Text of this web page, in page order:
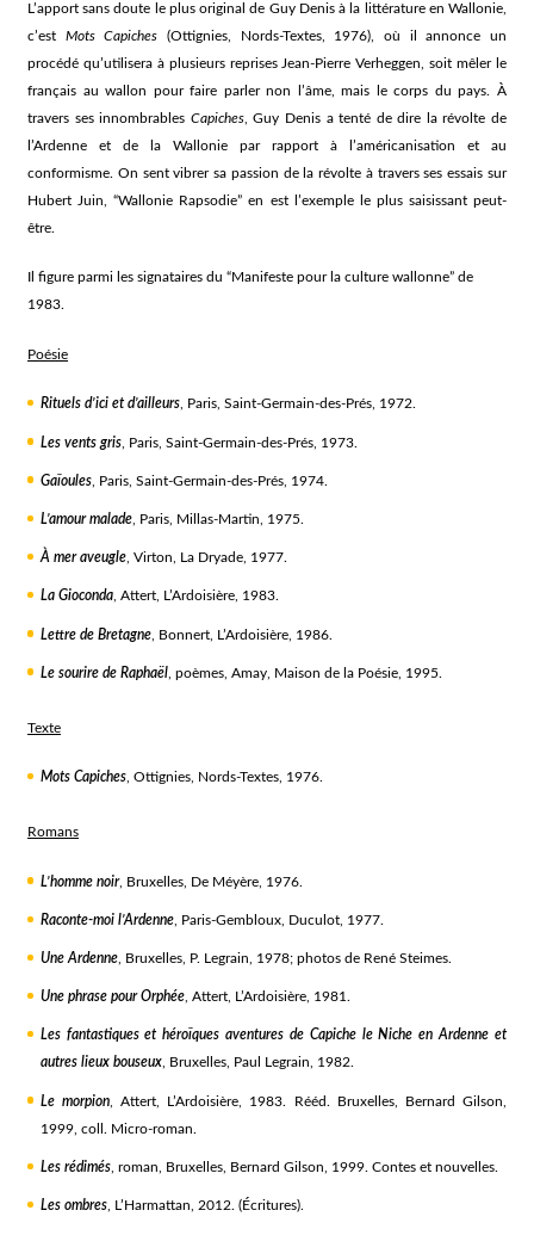
L’apport sans doute le plus original de Guy Denis à la littérature en Wallonie,
c’est Mots Capiches (Ottignies, Nords-Textes, 1976), où il annonce un
procédé qu’utilisera à plusieurs reprises Jean-Pierre Verheggen, soit mêler le
français au wallon pour faire parler non l’âme, mais le corps du pays. À
travers ses innombrables Capiches, Guy Denis a tenté de dire la révolte de
l’Ardenne et de la Wallonie par rapport à l’américanisation et au
conformisme. On sent vibrer sa passion de la révolte à travers ses essais sur
Hubert Juin, “Wallonie Rapsodie” en est l’exemple le plus saisissant peut-
être.
Il figure parmi les signataires du “Manifeste pour la culture wallonne” de
1983.
Poésie
Rituels d’ici et d’ailleurs, Paris, Saint-Germain-des-Prés, 1972.
Les vents gris, Paris, Saint-Germain-des-Prés, 1973.
Gaïoules, Paris, Saint-Germain-des-Prés, 1974.
L’amour malade, Paris, Millas-Martin, 1975.
À mer aveugle, Virton, La Dryade, 1977.
La Gioconda, Attert, L’Ardoisière, 1983.
Lettre de Bretagne, Bonnert, L’Ardoisière, 1986.
Le sourire de Raphaël, poèmes, Amay, Maison de la Poésie, 1995.
Texte
Mots Capiches, Ottignies, Nords-Textes, 1976.
Romans
L’homme noir, Bruxelles, De Méyère, 1976.
Raconte-moi l’Ardenne, Paris-Gembloux, Duculot, 1977.
Une Ardenne, Bruxelles, P. Legrain, 1978; photos de René Steimes.
Une phrase pour Orphée, Attert, L’Ardoisière, 1981.
Les fantastiques et héroïques aventures de Capiche le Niche en Ardenne et
autres lieux bouseux, Bruxelles, Paul Legrain, 1982.
Le morpion, Attert, L’Ardoisière, 1983. Rééd. Bruxelles, Bernard Gilson,
1999, coll. Micro-roman.
Les rédimés, roman, Bruxelles, Bernard Gilson, 1999. Contes et nouvelles.
Les ombres, L’Harmattan, 2012. (Écritures).